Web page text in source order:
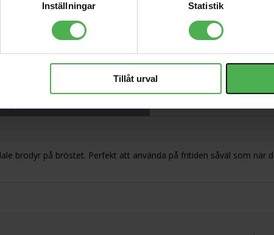
Inställningar Statistik
Tillåt urval
Power Link Cable
True1 Neutrik 3m
brodyr på bröstet. Perfekt att använda på fritiden såväl som när